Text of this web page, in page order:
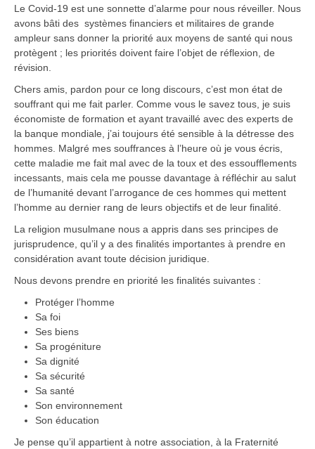
Le Covid-19 est une sonnette d’alarme pour nous réveiller. Nous
avons bâti des systèmes financiers et militaires de grande
ampleur sans donner la priorité aux moyens de santé qui nous
protègent ; les priorités doivent faire l’objet de réflexion, de
révision.
Chers amis, pardon pour ce long discours, c’est mon état de
souffrant qui me fait parler. Comme vous le savez tous, je suis
économiste de formation et ayant travaillé avec des experts de
la banque mondiale, j’ai toujours été sensible à la détresse des
hommes. Malgré mes souffrances à l’heure où je vous écris,
cette maladie me fait mal avec de la toux et des essoufflements
incessants, mais cela me pousse davantage à réfléchir au salut
de l’humanité devant l’arrogance de ces hommes qui mettent
l’homme au dernier rang de leurs objectifs et de leur finalité.
La religion musulmane nous a appris dans ses principes de
jurisprudence, qu’il y a des finalités importantes à prendre en
considération avant toute décision juridique.
Nous devons prendre en priorité les finalités suivantes :
Protéger l’homme
Sa foi
Ses biens
Sa progéniture
Sa dignité
Sa sécurité
Sa santé
Son environnement
Son éducation
Je pense qu’il appartient à notre association, à la Fraternité